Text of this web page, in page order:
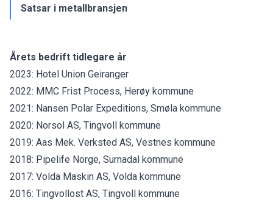
Satsar i metallbransjen
Årets bedrift tidlegare år
2023: Hotel Union Geiranger
2022: MMC Frist Process, Herøy kommune
2021: Nansen Polar Expeditions, Smøla kommune
2020: Norsol AS, Tingvoll kommune
2019: Aas Mek. Verksted AS, Vestnes kommune
2018: Pipelife Norge, Surnadal kommune
2017: Volda Maskin AS, Volda kommune
2016: Tingvollost AS, Tingvoll kommune